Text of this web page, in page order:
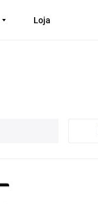
Loja